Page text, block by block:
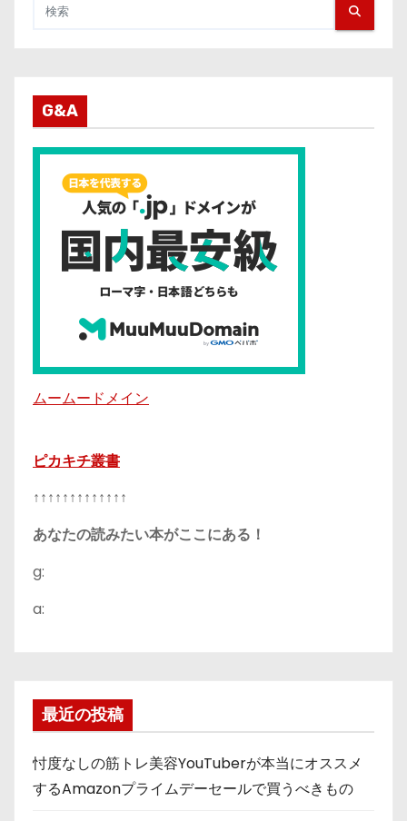
G&A
ムームードメイン
ピカキチ叢書
↑↑↑↑↑↑↑↑↑↑↑↑↑
あなたの読みたい本がここにある！
g:
a:
最近の投稿
忖度なしの筋トレ美容YouTuberが本当にオススメ
するAmazonプライムデーセールで買うべきもの